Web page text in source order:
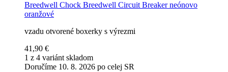
Breedwell Chock Breedwell Circuit Breaker neónovo
oranžové
vzadu otvorené boxerky s výrezmi
41,90 €
1 z 4 variánt skladom
Doručíme 10. 8. 2026 po celej SR